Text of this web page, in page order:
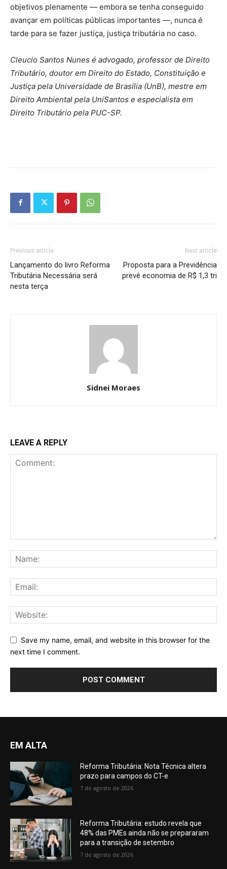
objetivos plenamente — embora se tenha conseguido
avançar em políticas públicas importantes —, nunca é
tarde para se fazer justiça, justiça tributária no caso.
Cleucio Santos Nunes é advogado, professor de Direito
Tributário, doutor em Direito do Estado, Constituição e
Justiça pela Universidade de Brasília (UnB), mestre em
Direito Ambiental pela UniSantos e especialista em
Direito Tributário pela PUC-SP.
Previous article
Lançamento do livro Reforma
Tributária Necessária será
nesta terça
Next article
Proposta para a Previdência
prevê economia de R$ 1,3 tri
Sidnei Moraes
LEAVE A REPLY
Save my name, email, and website in this browser for the
next time I comment.
EM ALTA
Reforma Tributária: Nota Técnica altera
prazo para campos do CT-e
7 de agosto de 2026
Reforma Tributária: estudo revela que
48% das PMEs ainda não se prepararam
para a transição de setembro
7 de agosto de 2026